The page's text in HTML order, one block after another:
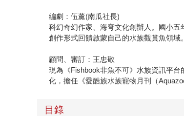
編劇：伍薰(南瓜社長)
科幻奇幻作家、海穹文化創辦人。國小
創作形式回饋啟蒙自己的水族觀賞魚領域。
顧問、審訂：王忠敬
現為《Fishbook非魚不可》水族資訊平
化，擔任《愛酷族水族寵物月刊（
目錄